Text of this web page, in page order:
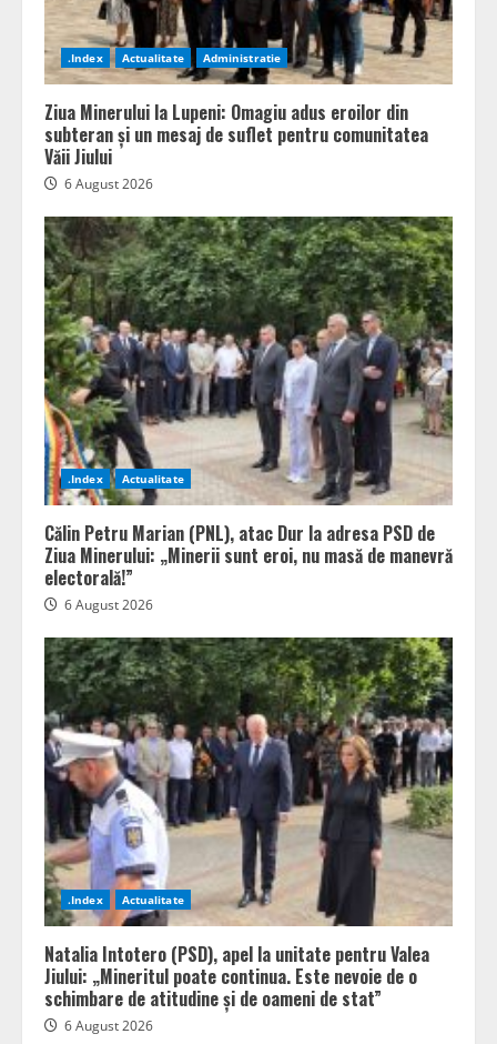
.Index Actualitate Administratie
Ziua Minerului la Lupeni: Omagiu adus eroilor din
subteran și un mesaj de suflet pentru comunitatea
Văii Jiului
6 August 2026
.Index Actualitate
Călin Petru Marian (PNL), atac Dur la adresa PSD de
Ziua Minerului: „Minerii sunt eroi, nu masă de manevră
electorală!”
6 August 2026
.Index Actualitate
Natalia Intotero (PSD), apel la unitate pentru Valea
Jiului: „Mineritul poate continua. Este nevoie de o
schimbare de atitudine și de oameni de stat”
6 August 2026